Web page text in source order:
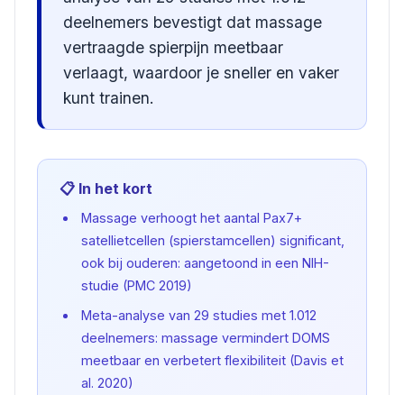
deelnemers bevestigt dat massage
vertraagde spierpijn meetbaar
verlaagt, waardoor je sneller en vaker
kunt trainen.
📋 In het kort
Massage verhoogt het aantal Pax7+
satellietcellen (spierstamcellen) significant,
ook bij ouderen: aangetoond in een NIH-
studie (PMC 2019)
Meta-analyse van 29 studies met 1.012
deelnemers: massage vermindert DOMS
meetbaar en verbetert flexibiliteit (Davis et
al. 2020)